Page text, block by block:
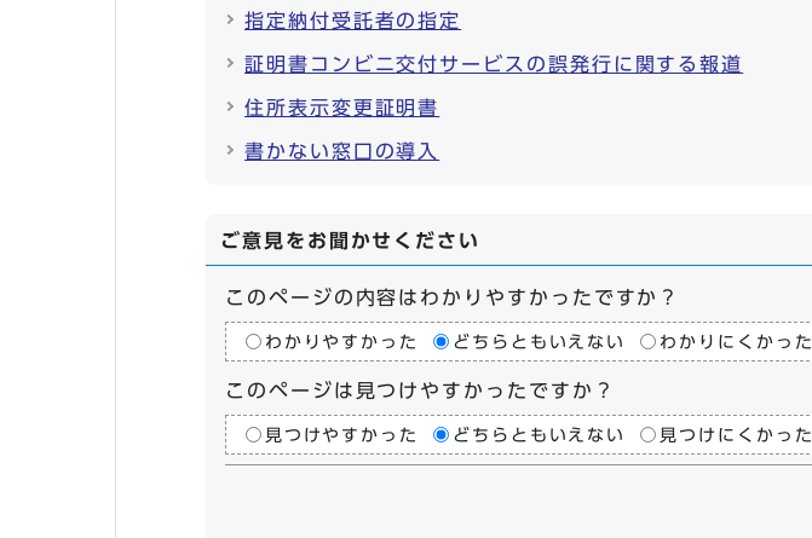
指定納付受託者の指定
証明書コンビニ交付サービスの誤発行に関する報道
住所表示変更証明書
書かない窓口の導入
ご意見をお聞かせください
このページの内容はわかりやすかったですか？
わかりやすかった どちらともいえない わかりにくかった
このページは見つけやすかったですか？
見つけやすかった どちらともいえない 見つけにくかった